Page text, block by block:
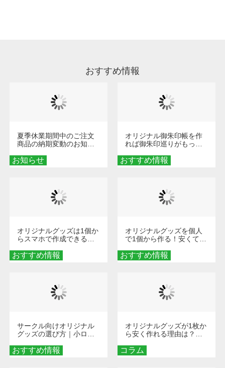
おすすめ情報
お知らせ
夏季休業期間中のご注文
商品の納期変動のお知ら
おすすめ情報
オリジナル御朱印帳を作
れば御朱印巡りがもっと
ダーメイドする魅力と選
び方
おすすめ情報
オリジナルグッズは1個か
らスマホで作成できる！
くなる巾着＆ポーチ活用
術
おすすめ情報
オリジナルグッズを個人
で1個から作る！安くて簡
秘訣
おすすめ情報
サークル向けオリジナル
グッズの選び方｜小ロッ
める秘訣
コラム
オリジナルグッズが1枚か
ら安く作れる理由は？オ
とメリットを解説